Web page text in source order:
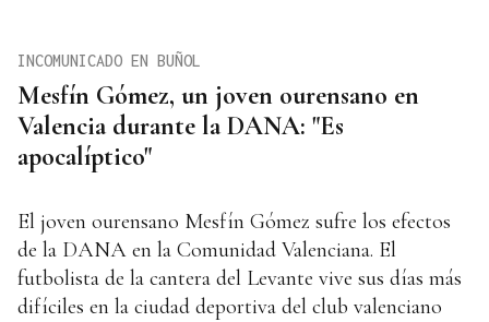
Mesfín Gómez, un joven ourensano en
Valencia durante la DANA: "Es
apocalíptico"
INCOMUNICADO EN BUÑOL
El joven ourensano Mesfín Gómez sufre los efectos
de la DANA en la Comunidad Valenciana. El
futbolista de la cantera del Levante vive sus días más
difíciles en la ciudad deportiva del club valenciano